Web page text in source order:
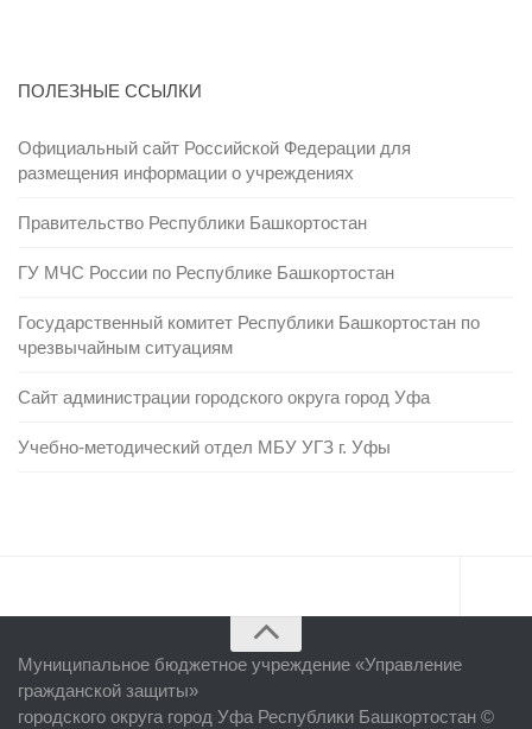
ПОЛЕЗНЫЕ ССЫЛКИ
Официальный сайт Российской Федерации для
размещения информации о учреждениях
Правительство Республики Башкортостан
ГУ МЧС России по Республике Башкортостан
Государственный комитет Республики Башкортостан по
чрезвычайным ситуациям
Сайт администрации городского округа город Уфа
Учебно-методический отдел МБУ УГЗ г. Уфы
Об учреждении
Руководство
Муниципальное бюджетное учреждение «Управление
гражданской защиты»
городского округа город Уфа Республики Башкортостан ©